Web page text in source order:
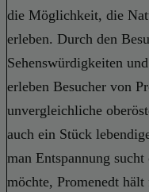
die Möglichkeit, die
erleben. Durch den
Sehenswürdigkeiten
erleben Besucher von
unvergleichliche
auch ein Stück
man Entspannung
möchte, Promenedt